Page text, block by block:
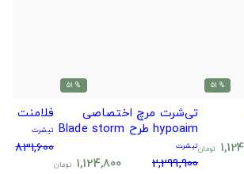
% 51
تومان
% 51
تی‌شرت مرچ اختصاصی
hypoaim طرح Blade storm
دو طرفه
تیشرت
2,299,900
1,124,800 تومان
فلامنت
تیشرت
831,600